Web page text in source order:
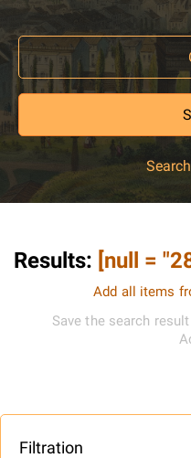
Results: [null =
Add all items
Save the search
Filtration